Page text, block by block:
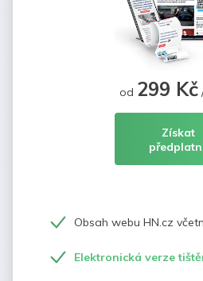
od 299 Kč
Získat
Obsah webu HN.cz
Elektronická verze